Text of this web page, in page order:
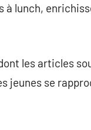
à lunch,
les articles
jeunes se